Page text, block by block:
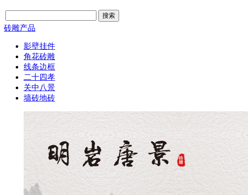
砖雕产品
影壁挂件
角花砖雕
线条边框
二十四孝
关中八景
墙砖地砖